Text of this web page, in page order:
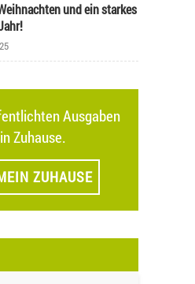
und ein starkes
Ausgaben
Zuhause.
ZUHAUSE